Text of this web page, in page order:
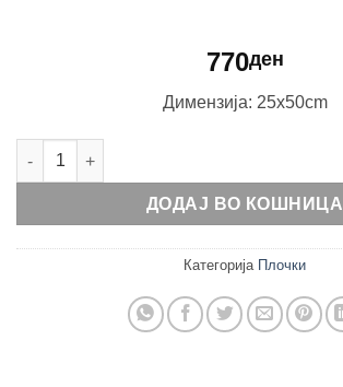
770ден
Димензија: 25x50cm
Liquid Mountain количина
ДОДАЈ ВО КОШНИЦА
Категорија Плочки